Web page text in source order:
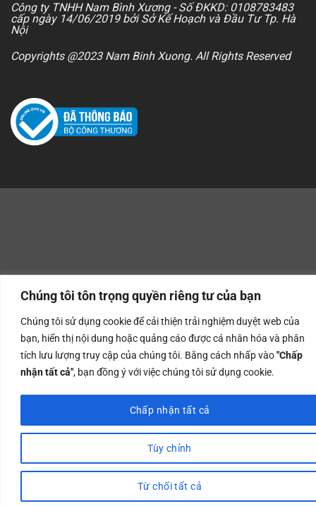
Chúng tôi tôn trọng quyền riêng tư của bạn
Chúng tôi sử dụng cookie để cải thiện trải nghiệm duyệt web của
bạn, hiển thị nội dung hoặc quảng cáo được cá nhân hóa và phân
tích lưu lượng truy cập của chúng tôi. Bằng cách nhấp vào"Chấp
nhận tất cả", bạn đồng ý với việc chúng tôi sử dụng cookie.
Tùy chỉnh
Từ chối tất cả
Chấp nhận tất cả
Công ty TNHH Nam Bình Xương - Số ĐKKD: 0108783483
cấp ngày 14/06/2019 bởi Sở Kế Hoạch và Đầu Tư Tp. Hà
Nội
Copyrights @2023 Nam Binh Xuong. All Rights Reserved